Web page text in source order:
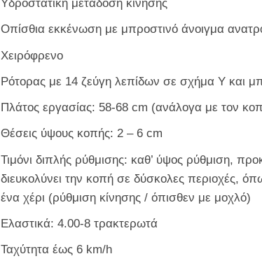
Υδροστατική μετάδοση κίνησης
Οπίσθια εκκένωση με μπροστινό άνοιγμα
Χειρόφρενο
Ρότορας με 14 ζεύγη λεπίδων σε σχήμα Υ και
Πλάτος εργασίας: 58-68 cm (ανάλογα με τον
Θέσεις ύψους κοπής: 2 – 6 cm
Τιμόνι διπλής ρύθμισης: καθ’ ύψος ρύθμιση,
διευκολύνει την κοπή σε δύσκολες περιοχές,
ένα χέρι (ρύθμιση κίνησης / όπισθεν με μοχλό)
Ελαστικά: 4.00-8 τρακτερωτά
Ταχύτητα έως 6 km/h